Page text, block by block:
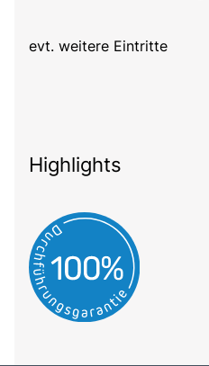
evt. weitere Eintritte
Highlights